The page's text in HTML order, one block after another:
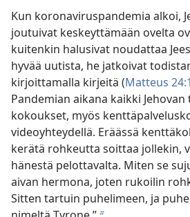
Kun koronaviruspandemia alkoi,
joutuivat keskeyttämään ovelta
kuitenkin halusivat noudattaa
hyvää uutista, he jatkoivat
kirjoittamalla kirjeitä (Matteus
Pandemian aikana kaikki
kokoukset, myös
videoyhteydellä. Eräässä
kerätä rohkeutta soittaa jollekin,
hänestä pelottavalta. Miten se
aivan hermona, joten rukoilin
Sitten tartuin puhelimeen, ja